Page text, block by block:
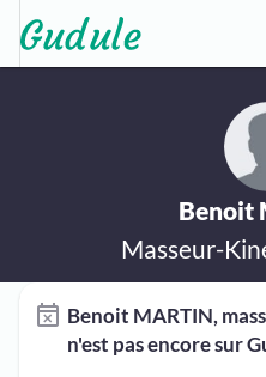
Benoit
Masseur-
Benoit MARTIN,
n'est pas encore sur